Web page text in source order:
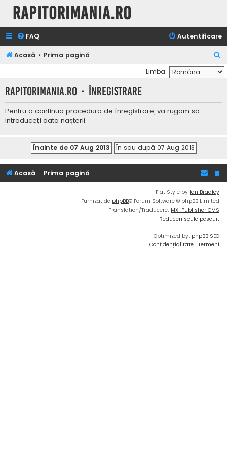
Rapitorimania.ro
FAQ Autentificare
Acasă Prima pagină
ă
u
Limba:
Rapitorimania.ro - Înregistrare
Pentru a continua procedura de înregistrare, vă rugăm să
introduceţi data naşterii.
Acasă Prima pagină
Flat Style by Ian Bradley
Furnizat de phpBB® Forum Software © phpBB Limited
Translation/Traducere: MX-Publisher CMS
Reduceri scule pescuit
Optimized by: phpBB SEO
Confidențialitate | Termeni